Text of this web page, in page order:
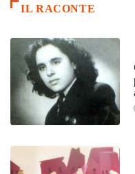
IL RACONTE